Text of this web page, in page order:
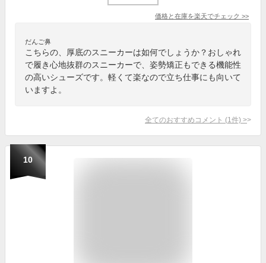
価格と在庫を楽天でチェック >>
だんご鼻
こちらの、厚底のスニーカーは如何でしょうか？おしゃれ
で履き心地抜群のスニーカーで、姿勢矯正もできる機能性
の高いシューズです。軽くて楽なので立ち仕事にも向いて
いますよ。
全てのおすすめコメント (1 件) >
10